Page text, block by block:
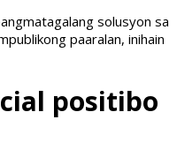
solusyon sa
paaralan, inihain
positibo